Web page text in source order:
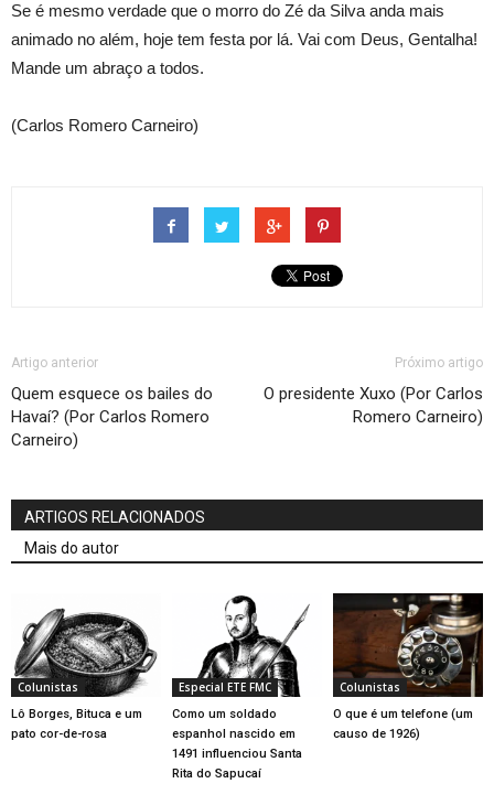
Se é mesmo verdade que o morro do Zé da Silva anda mais
animado no além, hoje tem festa por lá. Vai com Deus, Gentalha!
Mande um abraço a todos.
(Carlos Romero Carneiro)
Artigo anterior
Quem esquece os bailes do
Havaí? (Por Carlos Romero
Carneiro)
Próximo artigo
O presidente Xuxo (Por Carlos
Romero Carneiro)
ARTIGOS RELACIONADOS
Mais do autor
Colunistas
Lô Borges, Bituca e um
pato cor-de-rosa
Especial ETE FMC
Como um soldado
espanhol nascido em
1491 influenciou Santa
Rita do Sapucaí
Colunistas
O que é um telefone (um
causo de 1926)